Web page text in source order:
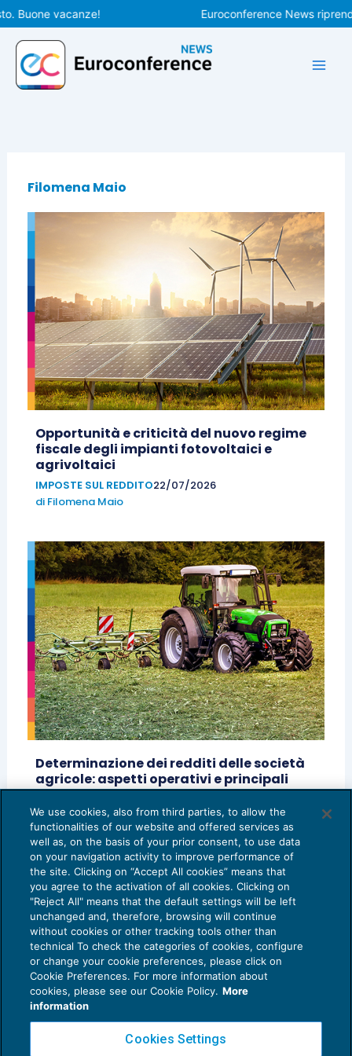
Vai
al
contenuto
Buone vacanze! Euroconference News
Filomena Maio
Opportunità e criticità del nuovo regime
fiscale degli impianti fotovoltaici e
agrivoltaici
IMPOSTE SUL REDDITO22/07/2026
di Filomena Maio
Determinazione dei redditi delle società
agricole: aspetti operativi e principali
implicazioni
IMPOSTE SUL REDDITO25/06/2026
diFilomena Maio
Privacy Policy
Cookie Policy
We use cookies, also from third parties, to allow the
functionalities of our website and offered services as
well as, on the basis of your prior consent, to use data
on your navigation activity to improve performance of
the site. Clicking on “Accept All cookies” means that
you agree to the activation of all cookies. Clicking on
"Reject All" means that the default settings will be left
unchanged and, therefore, browsing will continue
without cookies or other tracking tools other than
technical To check the categories of cookies, configure
or change your cookie preferences, please click on
Cookie Preferences. For more information about
cookies, please see our Cookie Policy. More
information
Cookies Settings